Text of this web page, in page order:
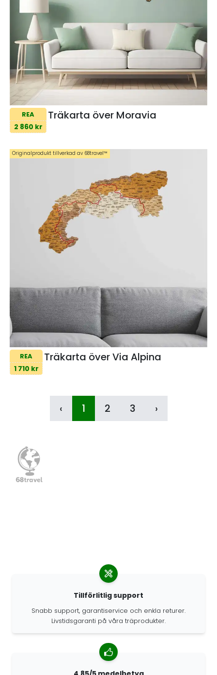
REA
2 860 kr
Träkarta över Moravia
REA
1 710 kr
Träkarta över Via Alpina
Originalprodukt tillverkad av 68travel™️
‹ 1 2 3 ›
Tillförlitlig support
Snabb support, garantiservice och enkla returer.
Livstidsgaranti på våra träprodukter.